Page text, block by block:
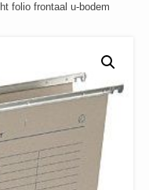
folio frontaal u-bodem